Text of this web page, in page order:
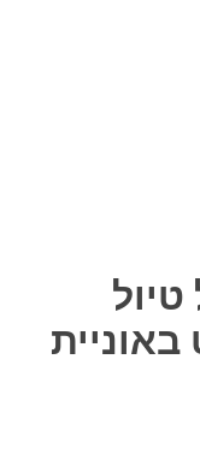
טיול